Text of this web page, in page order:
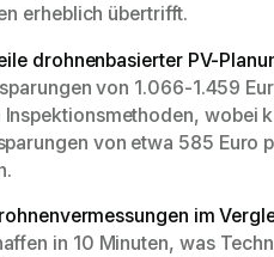
erheblich übertrifft.
drohnenbasierter PV-
von 1.066-1.459
wobei
von etwa 585 Euro
im
in 10 Minuten, was